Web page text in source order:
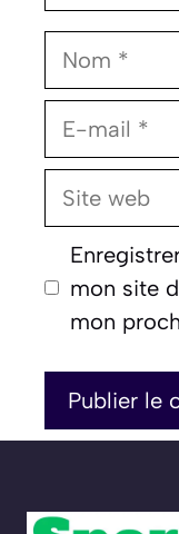
Nom
E-
Site
mon site
mon